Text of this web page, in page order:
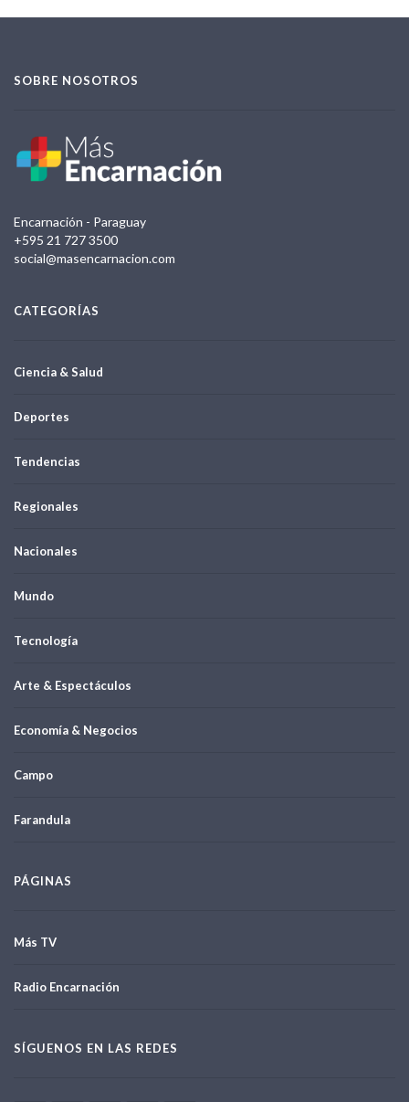
SOBRE NOSOTROS
Encarnación - Paraguay
+595 21 727 3500
social@masencarnacion.com
CATEGORÍAS
Ciencia & Salud
Deportes
Tendencias
Regionales
Nacionales
Mundo
Tecnología
Arte & Espectáculos
Economía & Negocios
Campo
Farandula
PÁGINAS
Más TV
Radio Encarnación
SÍGUENOS EN LAS REDES